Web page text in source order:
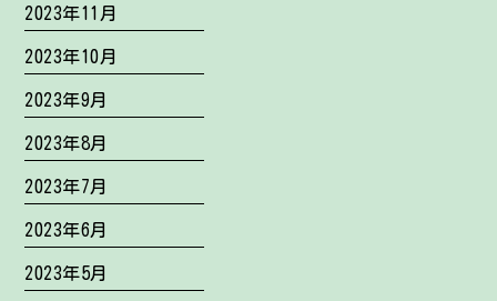
2023年11月
2023年10月
2023年9月
2023年8月
2023年7月
2023年6月
2023年5月